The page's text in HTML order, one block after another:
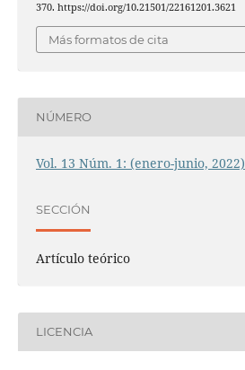
370. https://doi.org/10.21501/22161201.3621
Más formatos de cita
NÚMERO
Vol. 13 Núm. 1: (enero-junio, 2022)
SECCIÓN
Artículo teórico
LICENCIA